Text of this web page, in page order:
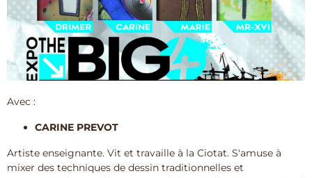
Avec :
CARINE PREVOT
Artiste enseignante. Vit et travaille à la Ciotat. S'amuse à
mixer des techniques de dessin traditionnelles et